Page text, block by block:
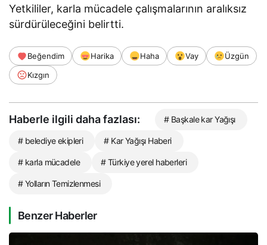
Yetkililer, karla mücadele çalışmalarının aralıksız
sürdürüleceğini belirtti.
Beğendim Harika Haha Vay
Üzgün
Kızgın
Haberle ilgili daha fazlası: # Başkale kar Yağışı
# belediye ekipleri # Kar Yağışı Haberi
# karla mücadele # Türkiye yerel haberleri
# Yolların Temizlenmesi
Benzer Haberler